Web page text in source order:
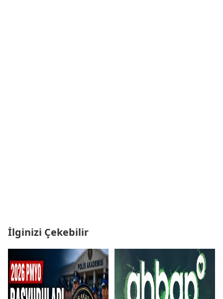
İlginizi Çekebilir